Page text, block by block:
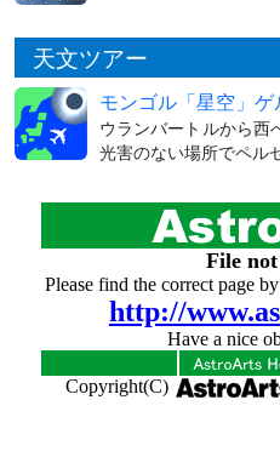
天文ツアー
モンゴル「星空」
ウランバートルから西
光害のない場所でペル